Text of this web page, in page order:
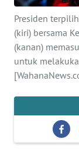
Presiden
(kiri) bersama
(kanan)
untuk
PENDIDIKAN
OLAHRAGA
EDITORIAL